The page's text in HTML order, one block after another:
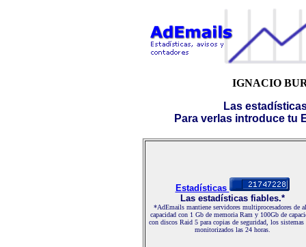
IGNACIO
Las
Para verlas introduce tu
Estadísticas
Las estadísticas fiables.*
*AdEmails mantiene servidores multiprocesadores de
capacidad con 1 Gb de memoria Ram y 100Gb de
con discos Raid 5 para copias de seguridad, los sistemas
monitorizados las 24 horas.